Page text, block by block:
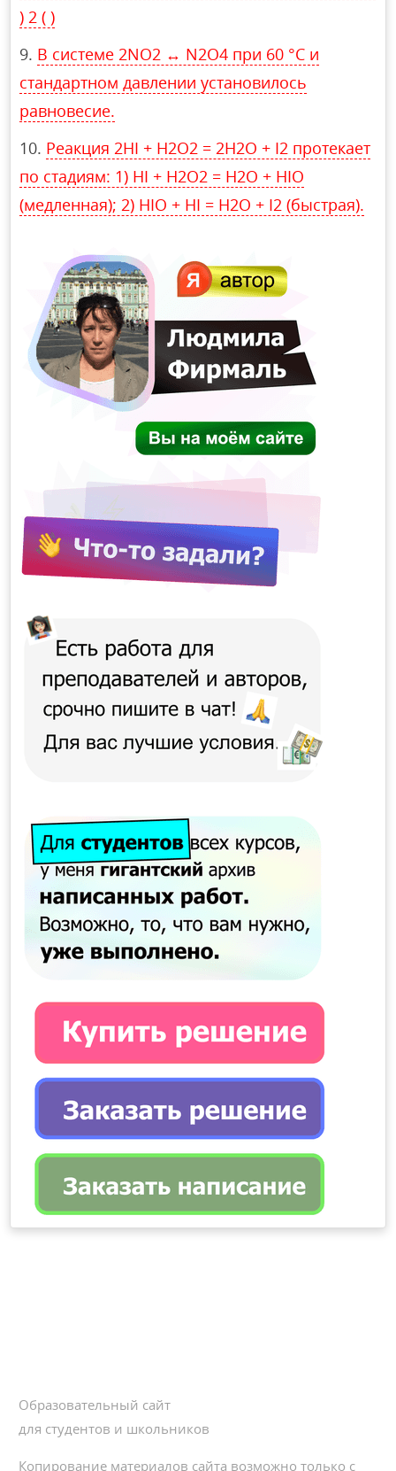
) 2 ( )
В системе 2NO2 ↔ N2O4 при 60 °С и
стандартном давлении установилось
равновесие.
Реакция 2HI + H2O2 = 2H2O + I2 протекает
по стадиям: 1) HI + H2O2 = H2O + HIO
(медленная); 2) HIO + HI = H2O + I2 (быстрая).
Образовательный сайт
для студентов и школьников
Копирование материалов сайта возможно только с